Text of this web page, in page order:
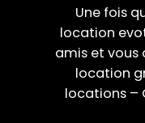
Une fois
location
amis et
location
locations –